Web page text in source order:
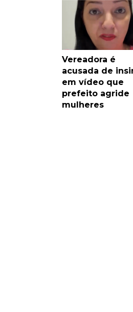
Vereadora é
acusada de
em vídeo que
prefeito agride
mulheres